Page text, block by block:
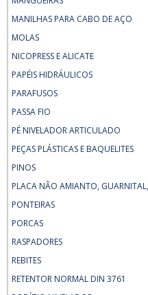
MANILHAS PARA CABO DE AÇO
MOLAS
NICOPRESS E ALICATE
PAPÉIS HIDRÁULICOS
PARAFUSOS
PASSA FIO
PÉ NIVELADOR ARTICULADO
PEÇAS PLÁSTICAS E BAQUELITES
PINOS
PLACA NÃO AMIANTO,
PONTEIRAS
PORCAS
RASPADORES
REBITES
RETENTOR NORMAL DIN 3761